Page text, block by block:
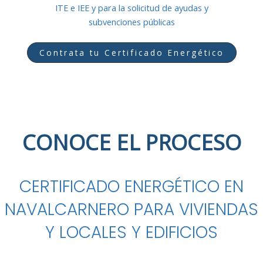
ITE e IEE y para la solicitud de ayudas y
subvenciones públicas
Contrata tu Certificado Energético
CONOCE EL PROCESO
CERTIFICADO ENERGÉTICO EN
NAVALCARNERO PARA VIVIENDAS
Y LOCALES Y EDIFICIOS